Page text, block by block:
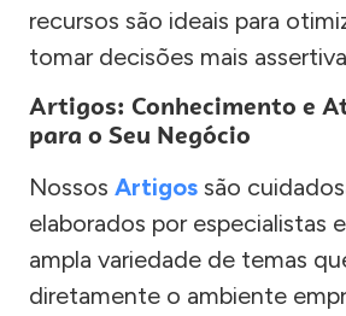
recursos são ideais para
tomar decisões mais
Artigos: Conhecimento e
para o Seu Negócio
Nossos Artigos são
elaborados por especialistas
ampla variedade de temas
diretamente o ambiente